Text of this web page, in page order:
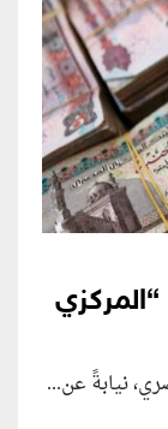
“المركزي
نيابةً عن...